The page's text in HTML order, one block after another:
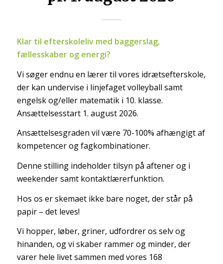
Klar til efterskoleliv med baggerslag,
fællesskaber og energi?
Vi søger endnu en lærer til vores idrætsefterskole,
der kan undervise i linjefaget volleyball samt
engelsk og/eller matematik i 10. klasse.
Ansættelsesstart 1. august 2026.
Ansættelsesgraden vil være 70-100% afhængigt af
kompetencer og fagkombinationer.
Denne stilling indeholder tilsyn på aftener og i
weekender samt kontaktlærerfunktion.
Hos os er skemaet ikke bare noget, der står på
papir – det leves!
Vi hopper, løber, griner, udfordrer os selv og
hinanden, og vi skaber rammer og minder, der
varer hele livet sammen med vores 168